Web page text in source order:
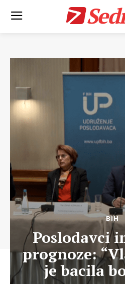
BIH
Poslodavci
prognoze:
je bacila